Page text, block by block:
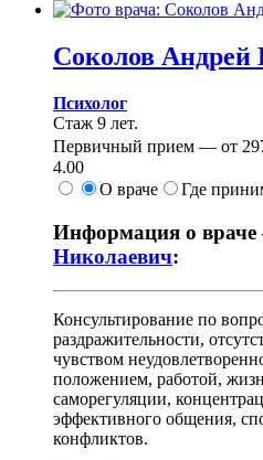
Соколов Андрей
Психолог
Стаж 9 лет.
Первичный прием — от
4.00
О враче
Где
Информация о
Николаевич:
Консультирование по
раздражительности,
чувством
положением, работой,
саморегуляции,
эффективного общения,
конфликтов.